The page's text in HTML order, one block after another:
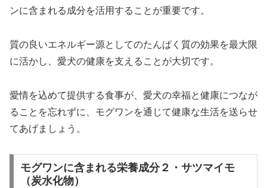
ンに含まれる成分を活用することが重要です。
質の良いエネルギー源としてのたんぱく質の効果を最大限
に活かし、愛犬の健康を支えることが大切です。
愛情を込めて提供する食事が、愛犬の幸福と健康につなが
ることを忘れずに、モグワンを通じて健康な生活を送らせ
てあげましょう。
モグワンに含まれる栄養成分２・サツマイモ
（炭水化物）